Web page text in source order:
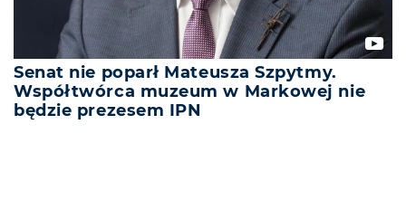
Senat nie poparł Mateusza Szpytmy.
Współtwórca muzeum w Markowej nie
będzie prezesem IPN